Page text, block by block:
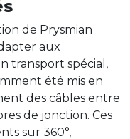
de Prysmian
aux
transport spécial,
été mis en
des câbles entre
de jonction. Ces
sur 360°,